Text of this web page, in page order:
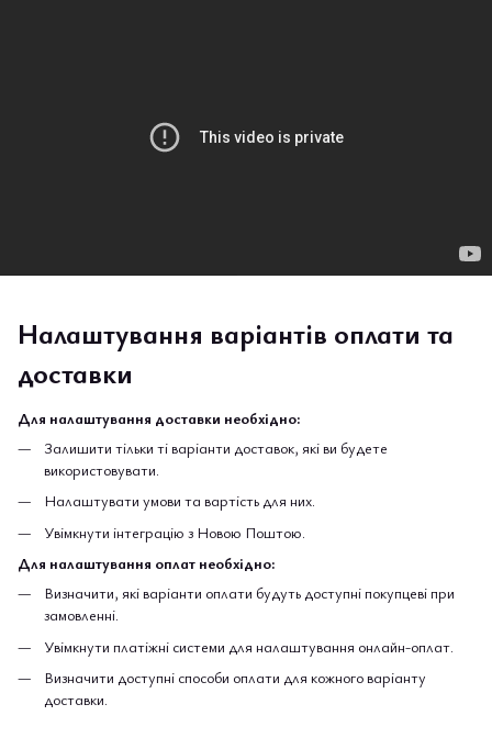
Налаштування варіантів оплати та
доставки
Для налаштування доставки необхідно:
Залишити тільки ті варіанти доставок, які ви будете
використовувати.
Налаштувати умови та вартість для них.
Увімкнути інтеграцію з Новою Поштою
Для налаштування оплат необхідно:
Визначити, які варіанти оплати будуть доступні покупцеві при
замовленні.
Увімкнути платіжні системи для налаштування онлайн-оплат.
Визначити доступні способи оплати для кожного варіанту
доставки.